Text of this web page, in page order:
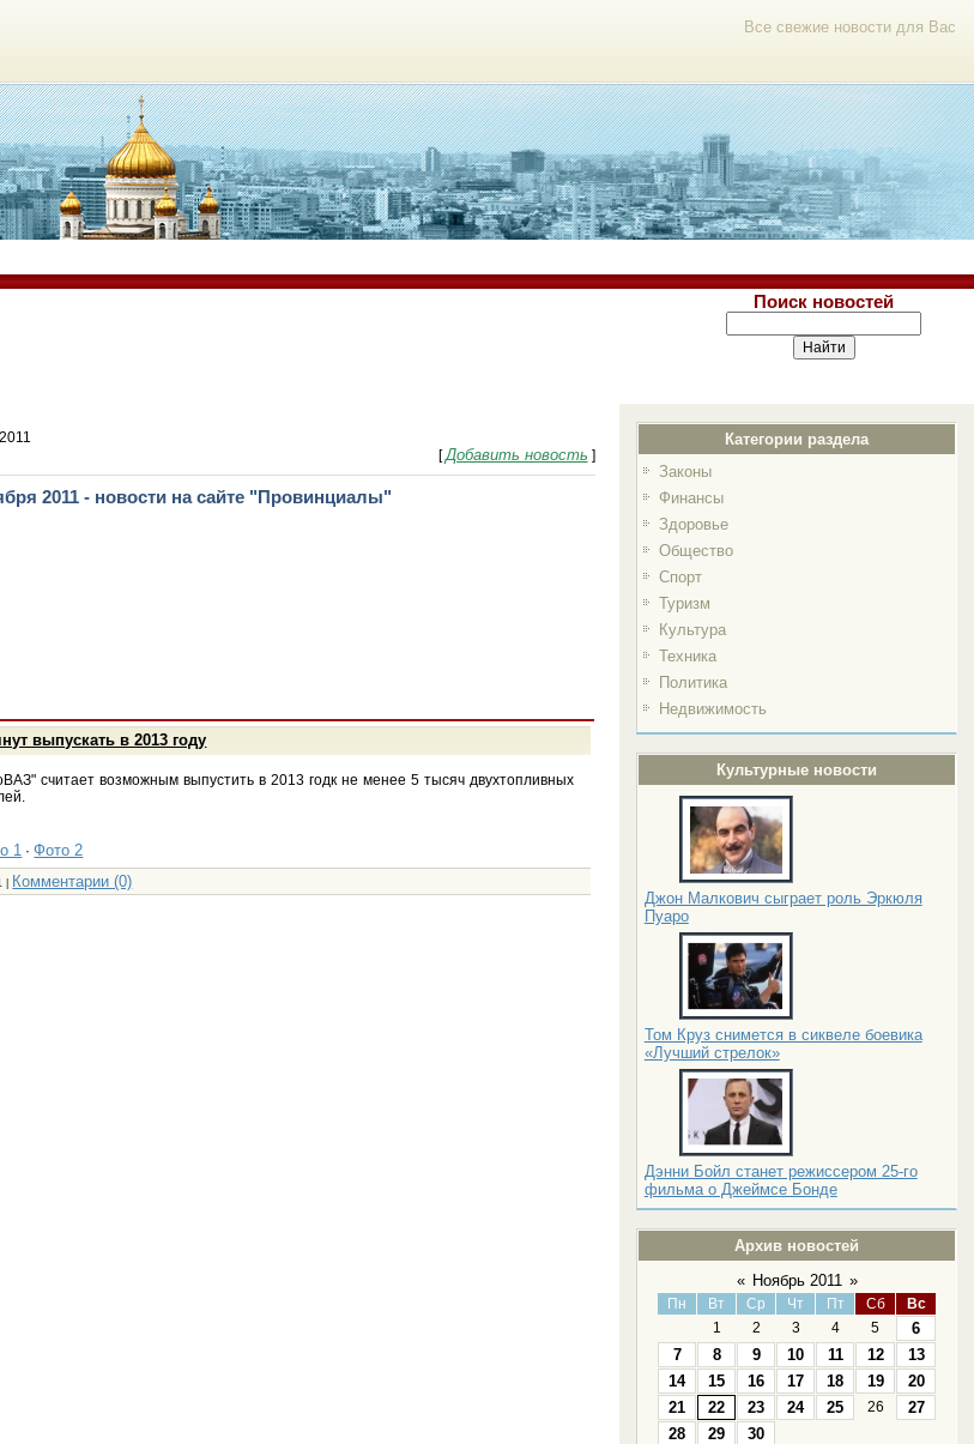
Все свежие новости для Вас
Поиск новостей
Категории раздела
Законы
Финансы
Здоровье
Общество
Спорт
Туризм
Культура
Техника
Политика
Недвижимость
Культурные новости
Джон Малкович сыграет роль Эркюля
Пуаро
Том Круз снимется в сиквеле боевика
«Лучший стрелок»
Дэнни Бойл станет режиссером 25-го
фильма о Джеймсе Бонде
Архив новостей
« Ноябрь 2011 »
Пн Вт Ср Чт Пт Сб
Вс
1
2 3 4 5
6
7
8 9 10 11 12
13
14
15 16 17 18 19
20
21
22 23 24 25 26
27
28
29 30
[Добавить новость ]
2011 - новости на сайте "Провинциалы"
выпускать в 2013 году
считает возможным выпустить в 2013 годк не менее 5 тысяч двухтопливных
1 ·Фото 2
Комментарии (0)